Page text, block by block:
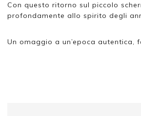
Con questo ritorno sul piccolo
profondamente allo spirito degli
Un omaggio a un’epoca